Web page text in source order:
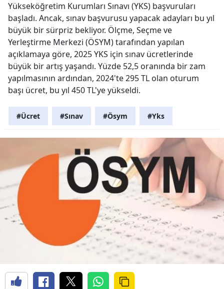
Yükseköğretim Kurumları Sınavı (YKS) başvuruları
başladı. Ancak, sınav başvurusu yapacak adayları bu yıl
büyük bir sürpriz bekliyor. Ölçme, Seçme ve
Yerleştirme Merkezi (ÖSYM) tarafından yapılan
açıklamaya göre, 2025 YKS için sınav ücretlerinde
büyük bir artış yaşandı. Yüzde 52,5 oranında bir zam
yapılmasının ardından, 2024'te 295 TL olan oturum
başı ücret, bu yıl 450 TL'ye yükseldi.
#Ücret #Sınav #Ösym #Yks